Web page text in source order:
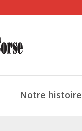
Notre histoire